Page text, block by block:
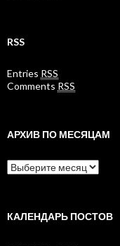
RSS
Entries RSS
Comments RSS
АРХИВ ПО МЕСЯЦАМ
Архив
по
КАЛЕНДАРЬ ПОСТОВ